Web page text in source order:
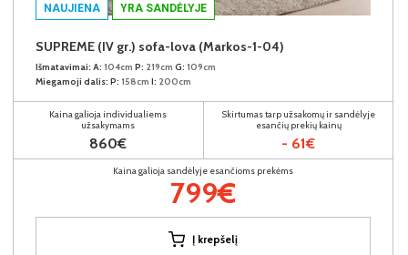
NAUJIENA YRA SANDĖLYJE
SUPREME (IV gr.) sofa-lova (Markos-1-04)
Išmatavimai: A: 104cm P: 219cm G: 109cm
Miegamoji dalis: P: 158cm I: 200cm
Kaina galioja individualiems
užsakymams
860€
Skirtumas tarp užsakomų ir sandėlyje
esančių prekių kainų
- 61€
Kaina galioja sandėlyje esančioms prekėms
799€
Į krepšelį